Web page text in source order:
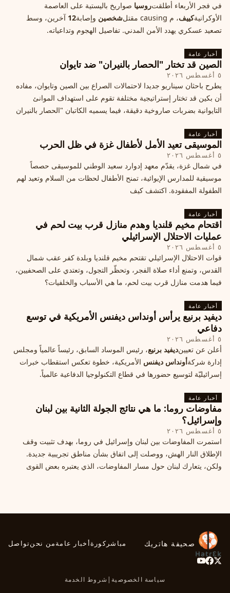
في فجر الأربعاء أطلقتروسيا صواريخ باليستية على العاصمة
الأوكرانيةكييف، م causing مقتل شخصين وإصابة12 آخرين، وسط
تصعيد عسكري يهدد الأمن المدني. تفاصيل الهجوم وتداعياته.
أخبار عامة
الصين قد تختار "الحصار بالنيران" ضد تايوان
٥ أغسطس ٢٠٢٦
يطرح باحثان سيناريو جديدا لاحتمالات الصراع بين الصين وتايوان، مفاده
أن بكين قد تختار إستراتيجية مختلفة تقوم على استهداف الموانئ
التايوانية بضربات صاروخية دقيقة، فيما يسميه الكاتبان "الحصار بالنيران
أخبار عامة
الموسيقى تعيد الأمل لأطفال غزة في ظل الحرب
٥ أغسطس ٢٠٢٦
في شمال غزة، يقدّم معهد إدوارد سعيد الوطني للموسيقى حصصاً
موسيقية للمدارس الإيوائية، تمنح الأطفال لحظات من السلام وتعيد لهم
الطفولة المفقودة. اكتشف كيف
أخبار عامة
اقتحام مخيم قلنديا وهدم منازل قرب بيت لحم في
عمليات الاحتلال الإسرائيلي
٥ أغسطس ٢٠٢٦
قوات الاحتلال الإسرائيلي تقتحم مخيم قلنديا وبلدة كفر عقب شمال
القدس، وتمنع أداء صلاة الفجر، وتحظّر التجول، وتعتدي على الصحفيين،
فيما هدمت منازل قرب بيت لحم، ما هي الأسباب والخلفيات؟
أخبار عامة
ديفيد برنيع يرأس أونداس ديفنس الأمريكية في توسع
دفاعي
٥ أغسطس ٢٠٢٦
أعلن عن تعيينديفيد برنيع، رئيس الموساد السابق، رئيساً عالمياً ومجلس
إدارة شركةأونداس ديفنس الأمريكية، خطوة تعكس استقطاب خبرات
إسرائيليّة لتوسيع حضورها في قطاع التكنولوجيا الدفاعية عالمياً.
أخبار عامة
مفاوضات روما: ما هي نتائج الجولة الثانية بين لبنان
وإسرائيل؟
٥ أغسطس ٢٠٢٦
استمرت المفاوضات بين لبنان وإسرائيل في روما، بهدف تثبيت وقف
الإطلاق النار الهش، ووصلت إلى اتفاق بشأن مناطق تجريبية جديدة.
ولكن، يتعارك لبنان حول مسار المفاوضات، الذي يعتبره بعض القوى
صحيفة هاتريك مباشر كورةأخبار عامةمن نحنتواصل
سياسة الخصوصية | شروط الخدمة